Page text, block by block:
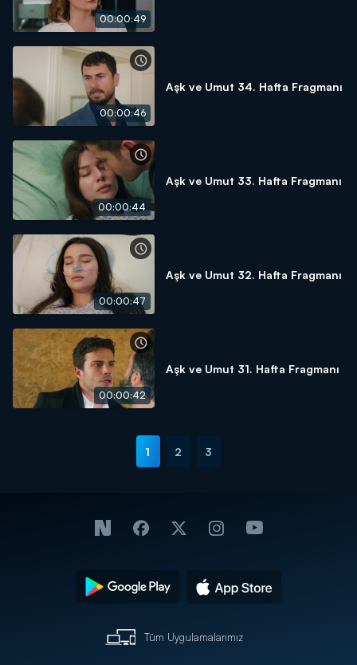
00:00:49
00:00:46
Aşk ve Umut 34. Hafta Fragmanı
00:00:44
Aşk ve Umut 33. Hafta Fragmanı
00:00:47
Aşk ve Umut 32. Hafta Fragmanı
00:00:42
Aşk ve Umut 31. Hafta Fragmanı
1 2 3
Tüm Uygulamalarımız